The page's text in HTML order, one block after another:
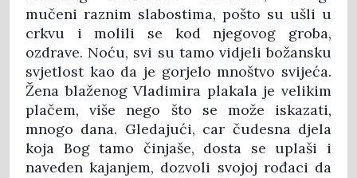
mučeni raznim slabostima, pošto su ušli u
crkvu i molili se kod njegovog groba,
ozdrave. Noću, svi su tamo vidjeli božansku
svjetlost kao da je gorjelo mnoštvo svijeća.
Žena blaženog Vladimira plakala je velikim
plačem, više nego što se može iskazati,
mnogo dana. Gledajući, car čudesna djela
koja Bog tamo činjaše, dosta se uplaši i
naveden kajanjem, dozvoli svojoj rođaci da